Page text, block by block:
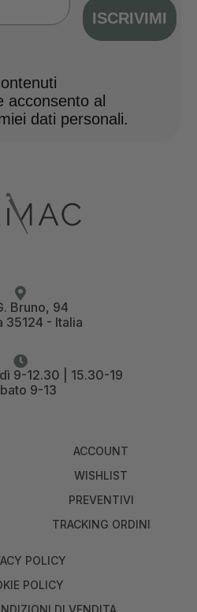
ISCRIVIMI
acconsento al
dati personali.
Bruno, 94
35124 - Italia
9-12.30 | 15.30-19
9-13
ACCOUNT
WISHLIST
PREVENTIVI
TRACKING ORDINI
POLICY
POLICY
DI VENDITA